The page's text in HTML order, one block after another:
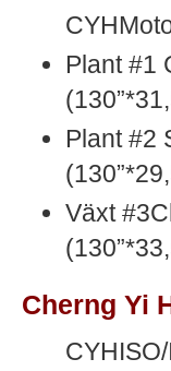
Plant #1
Plant #2
Växt
Cherng Yi